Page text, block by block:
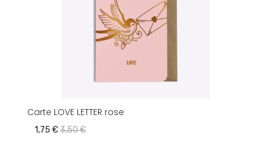
Carte LOVE LETTER rose
1,75 €3,50 €